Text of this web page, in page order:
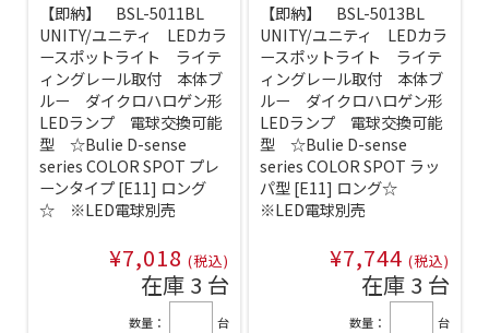
【即納】 BSL-5011BL
UNITY/ユニティ LEDカラ
ースポットライト ライテ
ィングレール取付 本体ブ
ルー ダイクロハロゲン形
LEDランプ 電球交換可能
型 ☆Bulie D-sense
series COLOR SPOT プレ
ーンタイプ [E11] ロング
☆ ※LED電球別売
¥7,018 (税込)
在庫 3 台
数量： 台
【即納】 BSL-5013BL
UNITY/ユニティ LEDカラ
ースポットライト ライテ
ィングレール取付 本体ブ
ルー ダイクロハロゲン形
LEDランプ 電球交換可能
型 ☆Bulie D-sense
series COLOR SPOT ラッ
パ型 [E11] ロング☆
※LED電球別売
¥7,744 (税込)
在庫 3 台
数量： 台